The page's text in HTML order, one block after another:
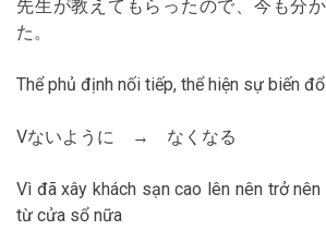
先生が教えてもらったので、今も分
た。
Thể phủ định nối tiếp, thể hiện sự biến
Vないように → なくなる
Vì đã xây khách sạn cao lên nên trở
từ cửa sổ nữa